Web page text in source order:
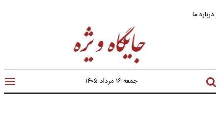
درباره ما
جمعه ۱۶ مرداد ۱۴۰۵